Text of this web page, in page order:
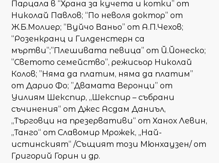
Парцала в “Храна за кучета и котки” от
Николай Павлов; “По неволя доктор” от
Ж.Б.Молиер; “Вуйчо Ваньо” от А.П.Чехов;
“Розенкранц и Гилденстерн са
мъртви”;”Плешивата певица” от Й.Йонеско;
”Светото семейство”, режисьор Николай
Колов; ”Няма да платим, няма да платим”
от Дарио Фо; ”Двамата Веронци” от
Уилиям Шекспир, „Шекспир – събрани
съчинения“ от Джес Асдам Даниъл,
„Търговци на презервативи“ от Ханох Левин,
„Танго“ от Славомир Мрожек, „Най-
истинският“ /Същият този Мюнхаузен/ от
Григорий Горин и др.